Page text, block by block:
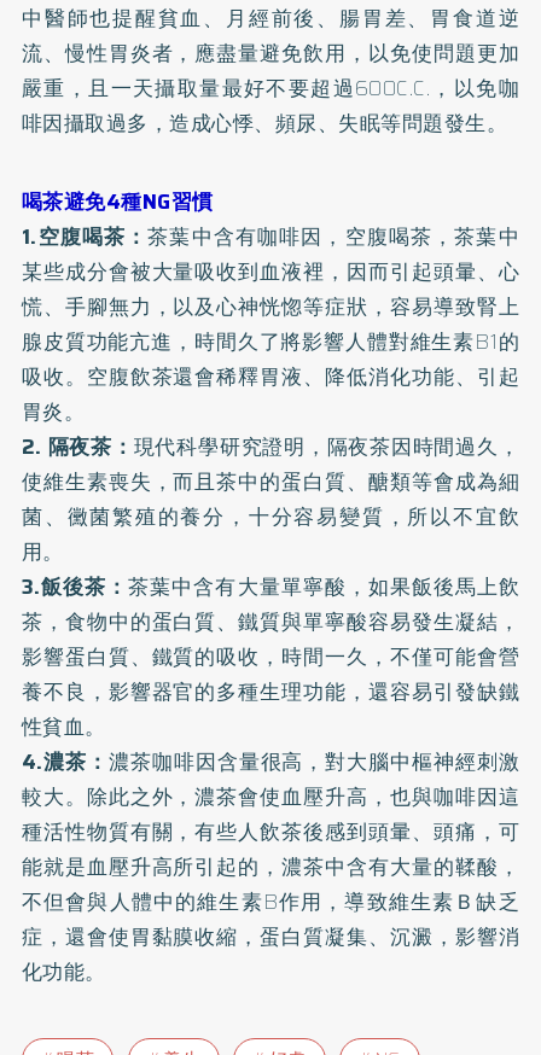
中醫師也提醒貧血、月經前後、腸胃差、胃食道逆
流、慢性胃炎者，應盡量避免飲用，以免使問題更加
嚴重，且一天攝取量最好不要超過600C.C.，以免咖
啡因攝取過多，造成心悸、頻尿、 失眠等問題發生。
喝茶避免4種NG習慣
1.空腹喝茶：茶葉中含有咖啡因，空腹喝茶，茶葉中
某些成分會被大量吸收到血液裡，因而引起頭暈、心
慌、手腳無力，以及心神恍惚等症狀，容易導致腎上
腺皮質功能亢進，時間久了將影響人體對維生素B1的
吸收。空腹飲茶還會稀釋胃液、降低消化功能、引起
胃炎。
2. 隔夜茶： 現代科學研究證明，隔夜茶因時間過久，
使維生素喪失，而且茶中的蛋白質、醣類等會成為細
菌、黴菌繁殖的養分，十分容易變質，所以不宜飲
用。
3.飯後茶：茶葉中含有大量單寧酸，如果飯後馬上飲
茶，食物中的蛋白質、鐵質與單寧酸容易發生凝結，
影響蛋白質、鐵質的吸收，時間一久，不僅可能會營
養不良，影響器官的多種生理功能，還容易引發缺鐵
性貧血。
4.濃茶：濃茶咖啡因含量很高，對大腦中樞神經刺激
較大。除此之外，濃茶會使血壓升高，也與咖啡因這
種活性物質有關，有些人飲茶後感到頭暈、頭痛，可
能就是血壓升高所引起的，濃茶中含有大量的鞣酸，
不但會與人體中的維生素B作用，導致維生素Ｂ缺乏
症，還會使胃黏膜收縮，蛋白質凝集、沉澱，影響消
化功能。